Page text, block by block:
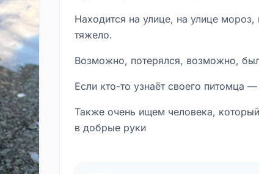
Находится на улице, на улице
тяжело.
Возможно, потерялся, возможно,
Если кто-то узнаёт своего питомца —
Также очень ищем человека,
в добрые руки